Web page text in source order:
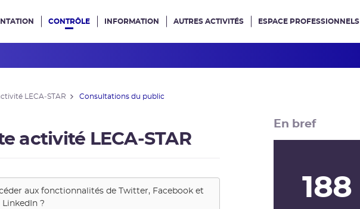
le siteCONTRÔLE INFORMATION AUTRES ACTIVITÉS ESPACE PROFESSIONNELS
LECA‑STAR Consultations du public
activité LECA‑STAR
aux fonctionnalités de
Twitter, Facebook et
LinkedIn?
En bref
188